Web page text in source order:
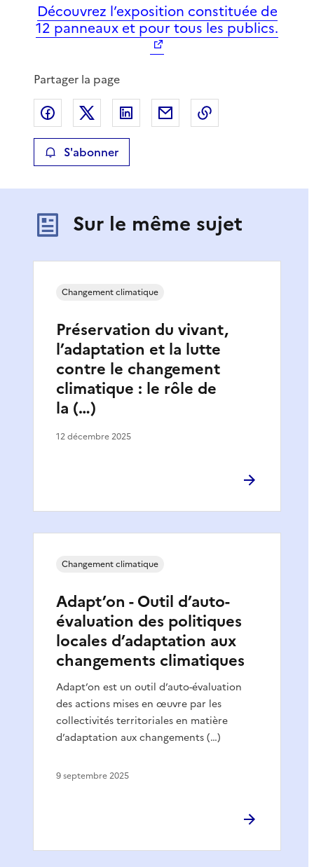
Découvrez l’exposition constituée de
12 panneaux et pour tous les publics.
Partager la page
Partager sur Facebook
Partager sur XPartager sur LinkedIn
Partager par email
S'abonner
Sur le même sujet
Préservation du vivant,
l’adaptation et la lutte
contre le changement
climatique : le rôle de
la (…)
Changement climatique
12 décembre 2025
Adapt’on - Outil d’auto-
évaluation des politiques
locales d’adaptation aux
changements climatiques
Adapt’on est un outil d’auto-évaluation
des actions mises en œuvre par les
collectivités territoriales en matière
d’adaptation aux changements (…)
Changement climatique
9 septembre 2025